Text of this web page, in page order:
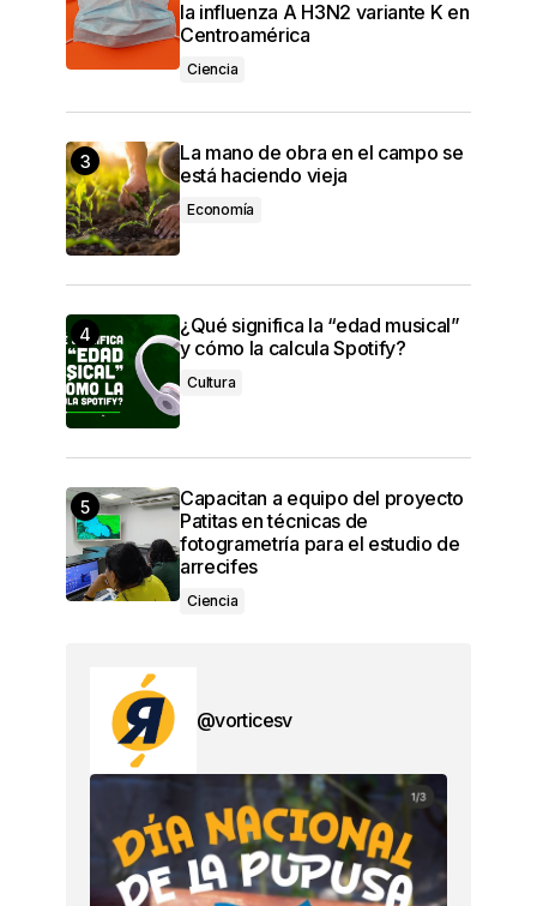
la influenza A H3N2 variante K en
Centroamérica
Ciencia
La mano de obra en el campo se
está haciendo vieja
Economía
¿Qué significa la “edad musical”
y cómo la calcula Spotify?
Cultura
Capacitan a equipo del proyecto
Patitas en técnicas de
fotogrametría para el estudio de
arrecifes
Ciencia
@vorticesv